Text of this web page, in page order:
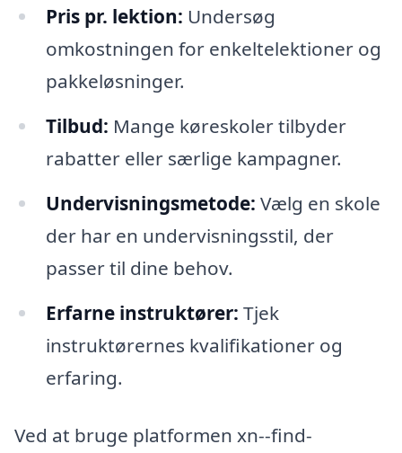
Pris pr. lektion: Undersøg
omkostningen for enkeltelektioner og
pakkeløsninger.
Tilbud: Mange køreskoler tilbyder
rabatter eller særlige kampagner.
Undervisningsmetode: Vælg en skole
der har en undervisningsstil, der
passer til dine behov.
Erfarne instruktører: Tjek
instruktørernes kvalifikationer og
erfaring.
Ved at bruge platformen xn--find-